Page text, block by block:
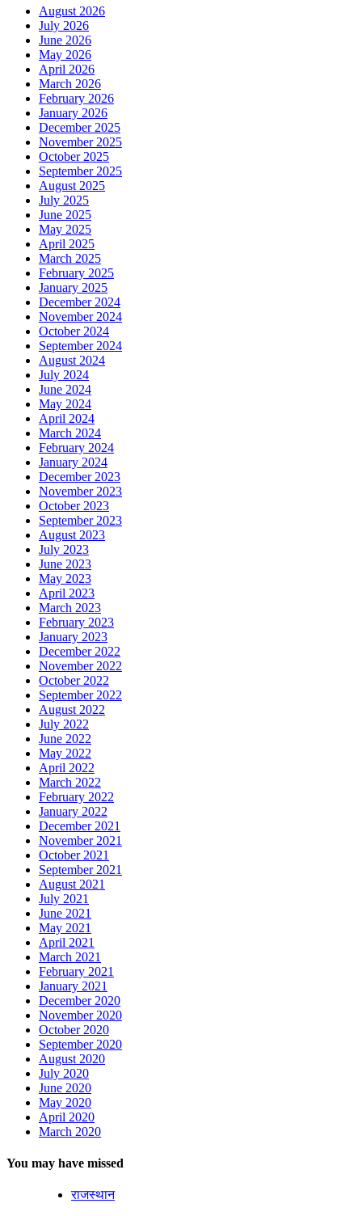
August 2026
July 2026
June 2026
May 2026
April 2026
March 2026
February 2026
January 2026
December 2025
November 2025
October 2025
September 2025
August 2025
July 2025
June 2025
May 2025
April 2025
March 2025
February 2025
January 2025
December 2024
November 2024
October 2024
September 2024
August 2024
July 2024
June 2024
May 2024
April 2024
March 2024
February 2024
January 2024
December 2023
November 2023
October 2023
September 2023
August 2023
July 2023
June 2023
May 2023
April 2023
March 2023
February 2023
January 2023
December 2022
November 2022
October 2022
September 2022
August 2022
July 2022
June 2022
May 2022
April 2022
March 2022
February 2022
January 2022
December 2021
November 2021
October 2021
September 2021
August 2021
July 2021
June 2021
May 2021
April 2021
March 2021
February 2021
January 2021
December 2020
November 2020
October 2020
September 2020
August 2020
July 2020
June 2020
May 2020
April 2020
March 2020
You may have missed
राजस्थान